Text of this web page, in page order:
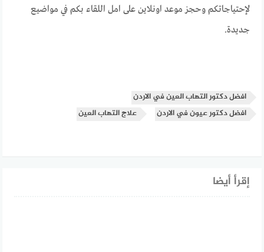
لإحتياجاتكم وحجز موعد اونلاين على امل اللقاء بكم في مواضيع
جديدة.
افضل دكتور التهاب العين في الاردن
افضل دكتور عيون في الاردن
علاج التهاب العين
إقرأ أيضا